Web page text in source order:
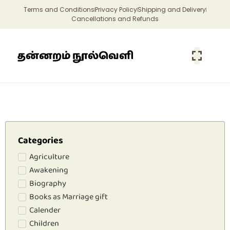
Terms and ConditionsPrivacy PolicyShipping and Delivery
Cancellations and Refunds
தன்னறம் நூல்வெளி
Categories
Agriculture
Awakening
Biography
Books as Marriage gift
Calender
Children